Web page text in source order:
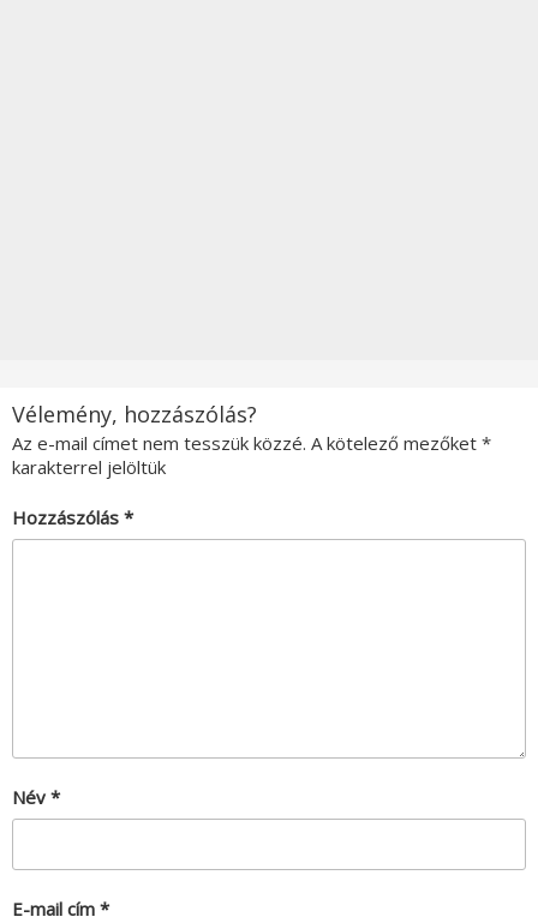
Vélemény, hozzászólás?
Az e-mail címet nem tesszük közzé. A kötelező mezőket *
karakterrel jelöltük
Hozzászólás *
Név *
E-mail cím *